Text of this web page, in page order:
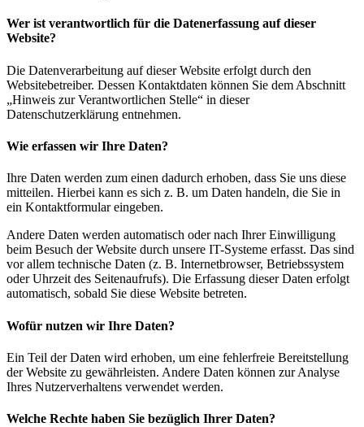
Wer ist verantwortlich für die Datenerfassung auf dieser
Website?
Die Datenverarbeitung auf dieser Website erfolgt durch den
Websitebetreiber. Dessen Kontaktdaten können Sie dem Abschnitt
„Hinweis zur Verantwortlichen Stelle“ in dieser
Datenschutzerklärung entnehmen.
Wie erfassen wir Ihre Daten?
Ihre Daten werden zum einen dadurch erhoben, dass Sie uns diese
mitteilen. Hierbei kann es sich z. B. um Daten handeln, die Sie in
ein Kontaktformular eingeben.
Andere Daten werden automatisch oder nach Ihrer Einwilligung
beim Besuch der Website durch unsere IT-Systeme erfasst. Das sind
vor allem technische Daten (z. B. Internetbrowser, Betriebssystem
oder Uhrzeit des Seitenaufrufs). Die Erfassung dieser Daten erfolgt
automatisch, sobald Sie diese Website betreten.
Wofür nutzen wir Ihre Daten?
Ein Teil der Daten wird erhoben, um eine fehlerfreie Bereitstellung
der Website zu gewährleisten. Andere Daten können zur Analyse
Ihres Nutzerverhaltens verwendet werden.
Welche Rechte haben Sie bezüglich Ihrer Daten?